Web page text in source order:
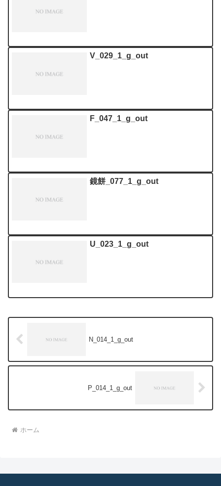
V_029_1_g_out
F_047_1_g_out
鏡餅_077_1_g_out
U_023_1_g_out
N_014_1_g_out
P_014_1_g_out
ホーム